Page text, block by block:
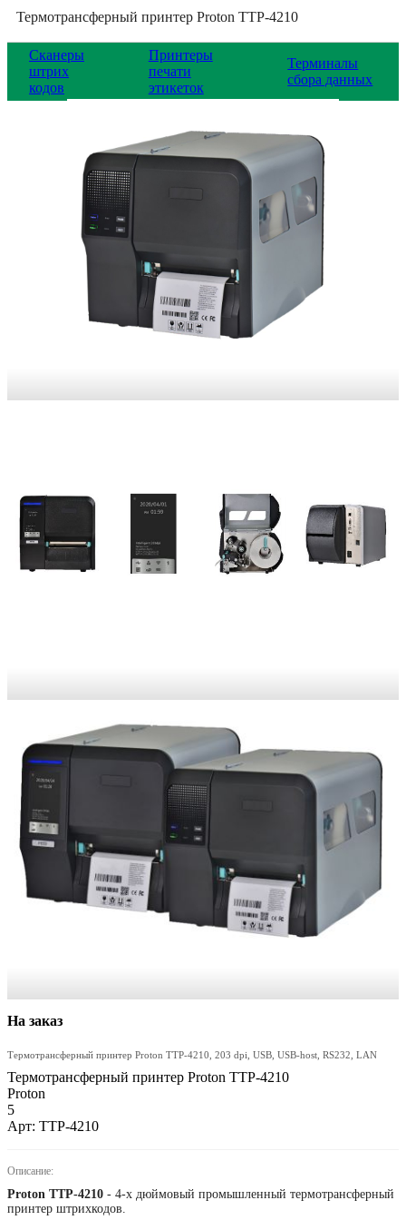
Термотрансферный принтер Proton TTP-4210
Сканеры
штрих
кодов
Принтеры
печати
этикеток
Терминалы
сбора данных
На заказ
Термотрансферный принтер Proton TTP-4210, 203 dpi, USB, USB-host, RS232, LAN
Термотрансферный принтер Proton TTP-4210
Proton
5
Арт: TTP-4210
Описание:
Proton TTP-4210 - 4-х дюймовый промышленный термотрансферный
принтер штрихкодов.